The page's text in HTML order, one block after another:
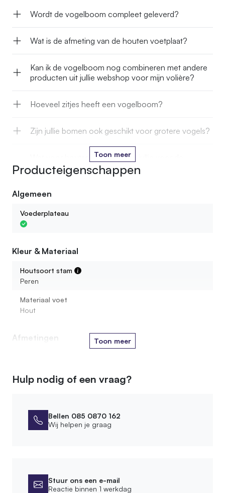
Wordt de vogelboom compleet geleverd?
Wat is de afmeting van de houten voetplaat?
Kan ik de vogelboom nog combineren met andere
producten uit jullie webshop voor mijn volière?
Hoeveel zitjes heeft een vogelboom?
Zijn jullie bomen ook geschikt voor grotere vogels?
Wat voor houtsoort gebruiken jullie voor de
vogelbomen?
Zijn de vogelbomen behandeld tegen
Toon meer
Producteigenschappen
Algemeen
Voederplateau
Kleur & Materiaal
Houtsoort stam
Peren
Materiaal voet
Hout
Afmetingen
Leveringsvorm
Compleet gemonteerd
Zonder chemicaliën
Toon meer
Hulp nodig of een vraag?
Bellen 085 0870 162
Wij helpen je graag
Stuur ons een e-mail
Reactie binnen 1 werkdag